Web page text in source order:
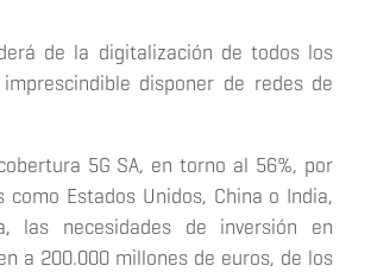
de la digitalización de todos los
disponer de redes de
5G SA, en torno al 56%, por
Estados Unidos, China o India,
las necesidades de inversión en
a 200.000 millones de euros, de los